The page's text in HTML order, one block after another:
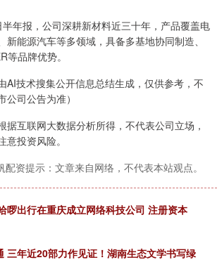
年报，公司深耕新材料近三十年，产品覆盖电
新能源汽车等多领域，具备多基地协同制造、
等品牌优势。
AI技术搜集公开信息总结生成，仅供参考，不
司公告为准）
据互联网大数据分析所得，不代表公司立场，
投资风险。
配资提示：文章来自网络，不代表本站观点。
啰出行在重庆成立网络科技公司 注册资本
三年近20部力作见证！湖南生态文学书写绿